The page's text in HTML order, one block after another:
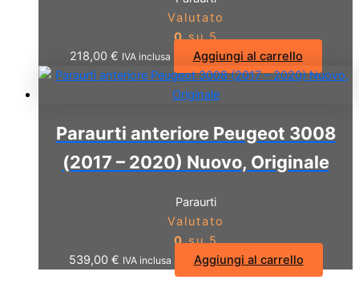
Valutato
0su 5
218,00 € IVA inclusa Aggiungi al carrello
Paraurti anteriore Peugeot 3008
(2017 – 2020) Nuovo, Originale
Paraurti
Valutato
0su 5
539,00 € IVA inclusa Aggiungi al carrello